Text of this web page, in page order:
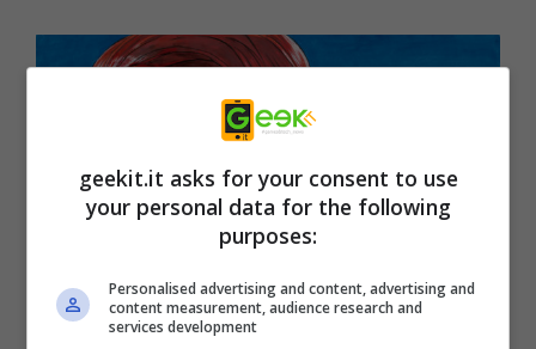
geekit.it asks for your consent to use
your personal data for the following
purposes:
Personalised advertising and content, advertising and
content measurement, audience research and
services development